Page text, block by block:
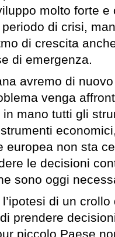
molto forte e
di crisi,
di crescita
di emergenza.
avremo di
venga
mano tutti gli
europea non sta
le decisioni
sono oggi
di un
prendere
piccolo Paese